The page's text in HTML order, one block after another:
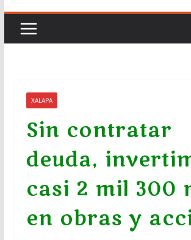
XALAPA
Sin contratar
deuda,
casi 2 mil 300
en obras y